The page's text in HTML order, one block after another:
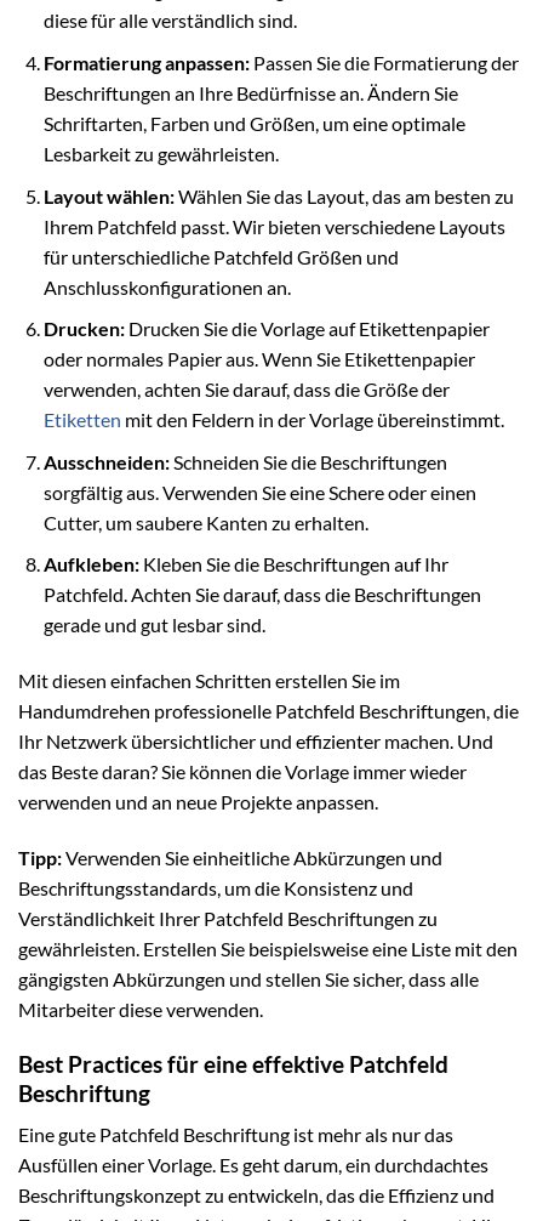
diese für alle verständlich sind.
Formatierung anpassen:Passen Sie die Formatierung der
Beschriftungen an Ihre Bedürfnisse an. Ändern Sie
Schriftarten, Farben und Größen, um eine optimale
Lesbarkeit zu gewährleisten.
Layout wählen:Wählen Sie das Layout, das am besten zu
Ihrem Patchfeld passt. Wir bieten verschiedene Layouts
für unterschiedliche Patchfeld Größen und
Anschlusskonfigurationen an.
Drucken:Drucken Sie die Vorlage auf Etikettenpapier
oder normales Papier aus. Wenn Sie Etikettenpapier
verwenden, achten Sie darauf, dass die Größe der
Etiketten mit den Feldern in der Vorlage übereinstimmt.
Ausschneiden:Schneiden Sie die Beschriftungen
sorgfältig aus. Verwenden Sie eine Schere oder einen
Cutter, um saubere Kanten zu erhalten.
Aufkleben:Kleben Sie die Beschriftungen auf Ihr
Patchfeld. Achten Sie darauf, dass die Beschriftungen
gerade und gut lesbar sind.
Mit diesen einfachen Schritten erstellen Sie im
Handumdrehen professionelle Patchfeld Beschriftungen, die
Ihr Netzwerk übersichtlicher und effizienter machen. Und
das Beste daran? Sie können die Vorlage immer wieder
verwenden und an neue Projekte anpassen.
Tipp:Verwenden Sie einheitliche Abkürzungen und
Beschriftungsstandards, um die Konsistenz und
Verständlichkeit Ihrer Patchfeld Beschriftungen zu
gewährleisten. Erstellen Sie beispielsweise eine Liste mit den
gängigsten Abkürzungen und stellen Sie sicher, dass alle
Mitarbeiter diese verwenden.
Best Practices für eine effektive Patchfeld
Beschriftung
Eine gute Patchfeld Beschriftung ist mehr als nur das
Ausfüllen einer Vorlage. Es geht darum, ein durchdachtes
Beschriftungskonzept zu entwickeln, das die Effizienz und